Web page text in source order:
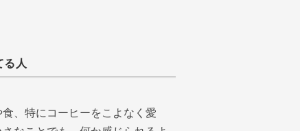
る人
食、特にコーヒーをこよなく愛